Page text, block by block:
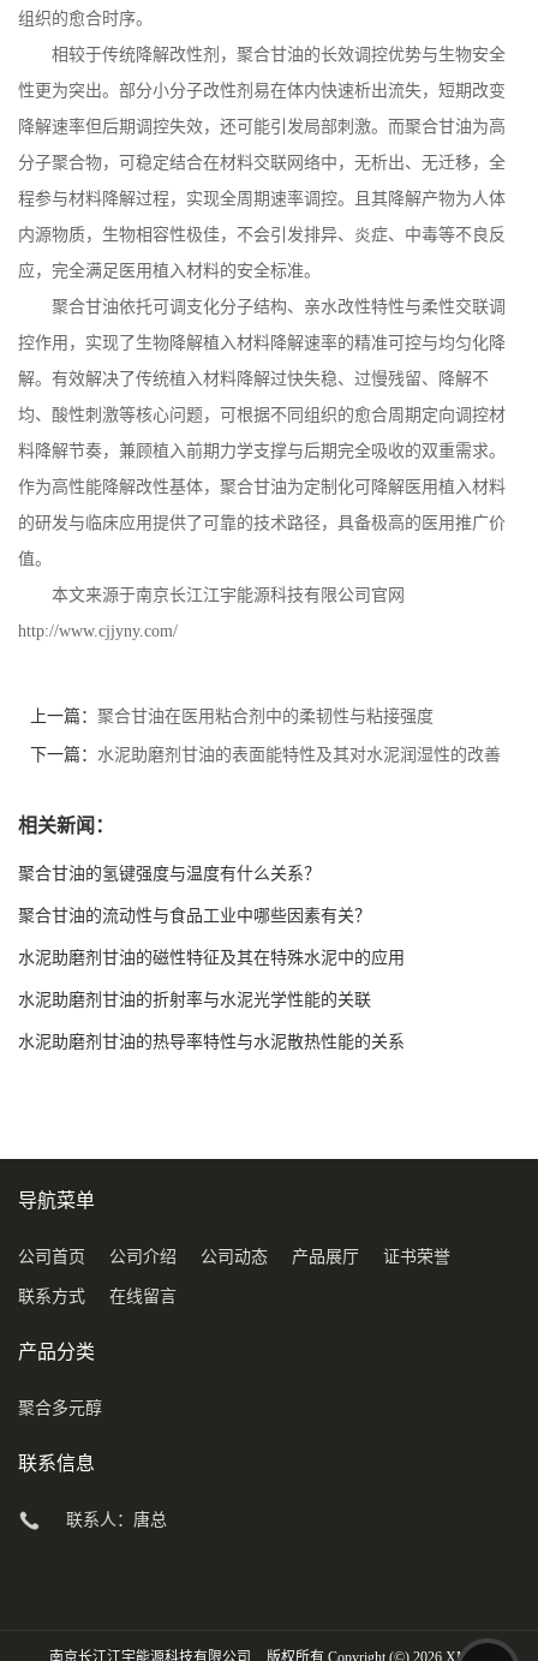
组织的愈合时序。
相较于传统降解改性剂，聚合甘油的长效调控优势与生物安全
性更为突出。部分小分子改性剂易在体内快速析出流失，短期改变
降解速率但后期调控失效，还可能引发局部刺激。而聚合甘油为高
分子聚合物，可稳定结合在材料交联网络中，无析出、无迁移，全
程参与材料降解过程，实现全周期速率调控。且其降解产物为人体
内源物质，生物相容性极佳，不会引发排异、炎症、中毒等不良反
应，完全满足医用植入材料的安全标准。
聚合甘油依托可调支化分子结构、亲水改性特性与柔性交联调
控作用，实现了生物降解植入材料降解速率的精准可控与均匀化降
解。有效解决了传统植入材料降解过快失稳、过慢残留、降解不
均、酸性刺激等核心问题，可根据不同组织的愈合周期定向调控材
料降解节奏，兼顾植入前期力学支撑与后期完全吸收的双重需求。
作为高性能降解改性基体，聚合甘油为定制化可降解医用植入材料
的研发与临床应用提供了可靠的技术路径，具备极高的医用推广价
值。
本文来源于南京长江江宇能源科技有限公司官网
http://www.cjjyny.com/
上一篇： 聚合甘油在医用粘合剂中的柔韧性与粘接强度
下一篇： 水泥助磨剂甘油的表面能特性及其对水泥润湿性的改善
相关新闻：
聚合甘油的氢键强度与温度有什么关系？
聚合甘油的流动性与食品工业中哪些因素有关？
水泥助磨剂甘油的磁性特征及其在特殊水泥中的应用
水泥助磨剂甘油的折射率与水泥光学性能的关联
水泥助磨剂甘油的热导率特性与水泥散热性能的关系
导航菜单
公司首页 公司介绍 公司动态 产品展厅 证书荣誉
联系方式 在线留言
产品分类
聚合多元醇
联系信息
联系人：唐总
南京长江江宇能源科技有限公司 版权所有 Copyright (©) 2026 XML